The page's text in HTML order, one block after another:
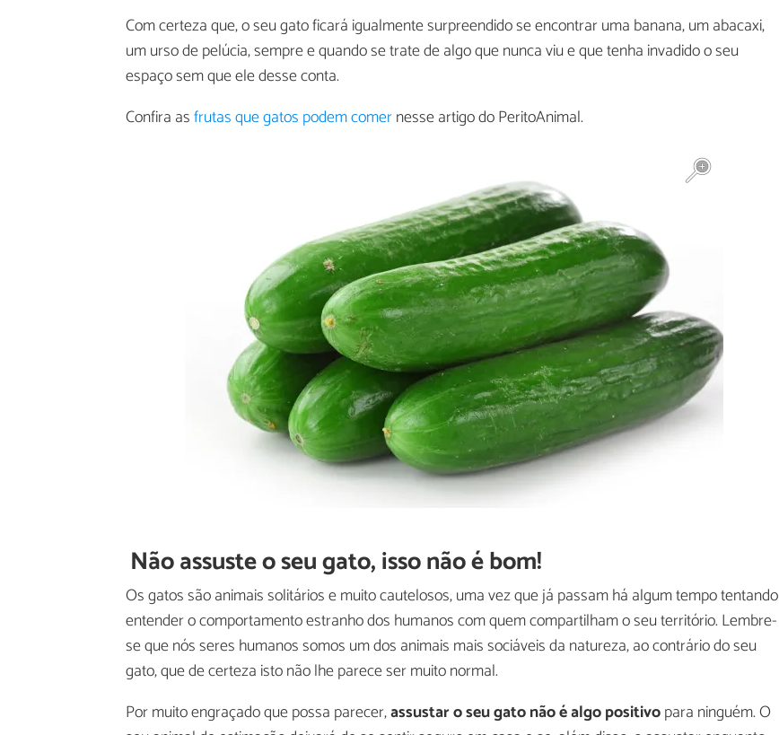
Com certeza que, o seu gato ficará igualmente surpreendido se encontrar uma banana, um abacaxi,
um urso de pelúcia, sempre e quando se trate de algo que nunca viu e que tenha invadido o seu
espaço sem que ele desse conta.
Confira asfrutas que gatos podem comernesse artigo do PeritoAnimal.
Não assuste o seu gato, isso não é bom!
Os gatos são animais solitários e muito cautelosos, uma vez que já passam há algum tempo tentando
entender o comportamento estranho dos humanos com quem compartilham o seu território. Lembre-
se que nós seres humanos somos um dos animais mais sociáveis da natureza, ao contrário do seu
gato, que de certeza isto não lhe parece ser muito normal.
Por muito engraçado que possa parecer,assustar o seu gato não é algo positivopara ninguém. O